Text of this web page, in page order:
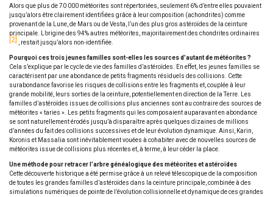
Alors que plus de 70 000 météorites sont répertoriées, seulement 6% d’entre elles pouvaient
jusqu’alors être clairement identifiées grâce à leur composition (achondrites) comme
provenant de la Lune, de Mars ou de Vesta, l’un des plus gros astéroïdes de la ceinture
principale. L’origine des 94% autres météorites, majoritairement des chondrites ordinaires
2 , restait jusqu’alors non-identifiée.
Pourquoi ces trois jeunes familles sont-elles les sources d’autant de météorites ?
Cela s’explique par le cycle de vie des familles d’astéroïdes. En effet, les jeunes familles se
caractérisent par une abondance de petits fragments résiduels des collisions. Cette
surabondance favorise les risques de collisions entre les fragments et, couplée à leur
grande mobilité, leurs sorties de la ceinture, potentiellement en direction de la Terre. Les
familles d’astéroïdes issues de collisions plus anciennes sont au contraire des sources de
météorites « taries ». Les petits fragments qui les composaient auparavant en abondance
se sont naturellement érodés jusqu’à disparaître après quelques dizaines de millions
d’années du fait des collisions successives et de leur évolution dynamique. Ainsi, Karin,
Koronis et Massalia sont inévitablement vouées à cohabiter avec de nouvelles sources de
météorites issue de collisions plus récentes et, à terme, à leur céder la place.
Une méthode pour retracer l’arbre généalogique des météorites et astéroïdes
Cette découverte historique a été permise grâce à un relevé télescopique de la composition
de toutes les grandes familles d’astéroïdes dans la ceinture principale, combinée à des
simulations numériques de pointe de l’évolution collisionnelle et dynamique de ces grandes